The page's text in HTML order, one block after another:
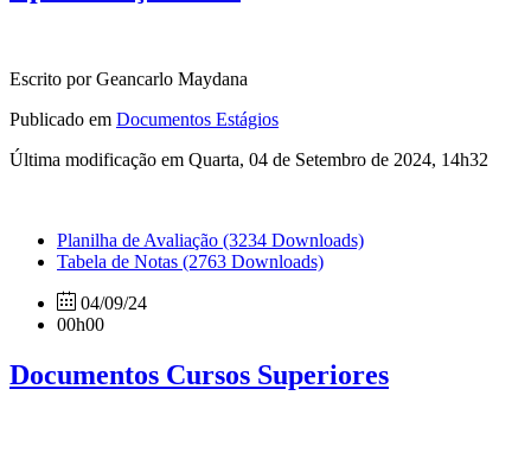
Escrito por Geancarlo Maydana
Publicado em Documentos Estágios
Última modificação em Quarta, 04 de Setembro de 2024, 14h32
Planilha de Avaliação (3234 Downloads)
Tabela de Notas (2763 Downloads)
04/09/24
00h00
Documentos Cursos Superiores